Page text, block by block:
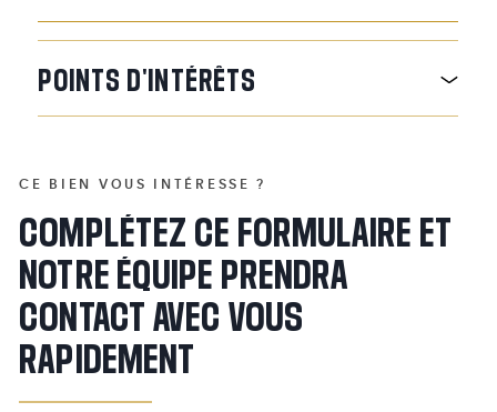
POINTS D'INTÉRÊTS
CE BIEN VOUS INTÉRESSE ?
COMPLÉTEZ CE FORMULAIRE ET
NOTRE ÉQUIPE PRENDRA
CONTACT AVEC VOUS
RAPIDEMENT